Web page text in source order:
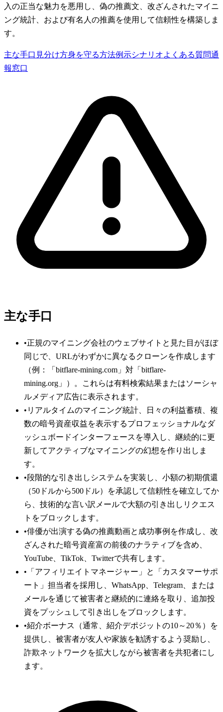
入の正当な魅力を悪用し、偽の推薦文、改ざんされたマイニ
ング統計、および有名人の推薦を使用して信頼性を構築しま
す。
主な手口 見分け方身を守る方法例示シナリオよくある質問通
報窓口
主な手口
•正規のマイニング会社のウェブサイトと見た目がほぼ
同じで、URLがわずかに異なるクローンを作成します
（例：「bitflare-mining.com」対「bitflare-
mining.org」）。これらは有料検索結果またはソーシャ
ルメディア広告に表示されます。
• リアルタイムのマイニング統計、日々の利益蓄積、複
数の暗号資産収益を表示するプロフェッショナルなダ
ッシュボードインターフェースを導入し、継続的に更
新してアクティブなマイニングの幻想を作り出しま
す。
•段階的な引き出しシステムを実装し、小額の初期償還
（50ドルから500ドル）を承認して信頼性を確立してか
ら、技術的な言い訳メールで大額の引き出しリクエス
トをブロックします。
•俳優が出演する偽の推薦動画と成功事例を作成し、改
ざんされた暗号資産富の前後のナラティブを含め、
YouTube、TikTok、Twitterで共有します。
• 「アフィリエイトマネージャー」と「カスタマーサポ
ート」担当者を採用し、WhatsApp、Telegram、または
メールを通じて被害者と継続的に連絡を取り、追加投
資をプッシュして引き出しをブロックします。
•紹介ボーナス（通常、紹介デポジットの10～20％）を
提供し、被害者が友人や家族を勧誘するよう奨励し、
詐欺ネットワークを拡大しながら被害者を共犯者にし
ます。